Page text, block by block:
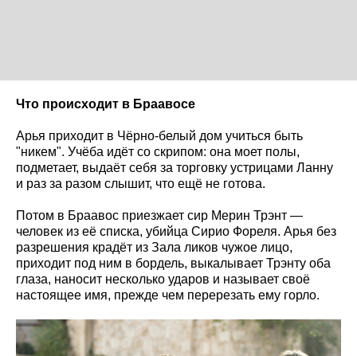
Что происходит в Браавосе
Арья приходит в Чёрно-белый дом учиться быть
"никем". Учёба идёт со скрипом: она моет полы,
подметает, выдаёт себя за торговку устрицами Ланну
и раз за разом слышит, что ещё не готова.
Потом в Браавос приезжает сир Мерин Трэнт —
человек из её списка, убийца Сирио Фореля. Арья без
разрешения крадёт из Зала ликов чужое лицо,
приходит под ним в бордель, выкалывает Трэнту оба
глаза, наносит несколько ударов и называет своё
настоящее имя, прежде чем перерезать ему горло.